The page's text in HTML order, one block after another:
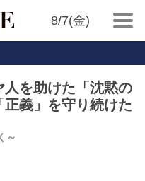
8/7(金)
を助けた「沈黙の
義」を守り続けた
～